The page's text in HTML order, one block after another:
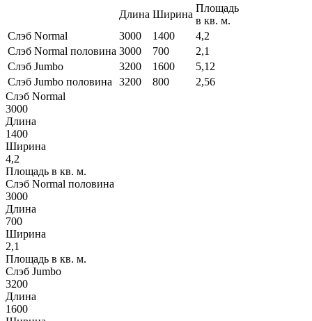
Длина Ширина
Площадь
в кв. м.
Слэб Normal
3000 1400
4,2
Слэб Normal половина 3000 700
2,1
Слэб Jumbo
3200 1600
5,12
Слэб Jumbo половина
3200 800
2,56
Слэб Normal
3000
Длина
1400
Ширина
4,2
Площадь в кв. м.
Слэб Normal половина
3000
Длина
700
Ширина
2,1
Площадь в кв. м.
Слэб Jumbo
3200
Длина
1600